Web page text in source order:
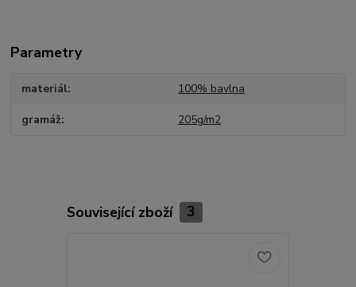
Parametry
materiál 100% bavlna
gramáž 205g/m2
Související zboží 3